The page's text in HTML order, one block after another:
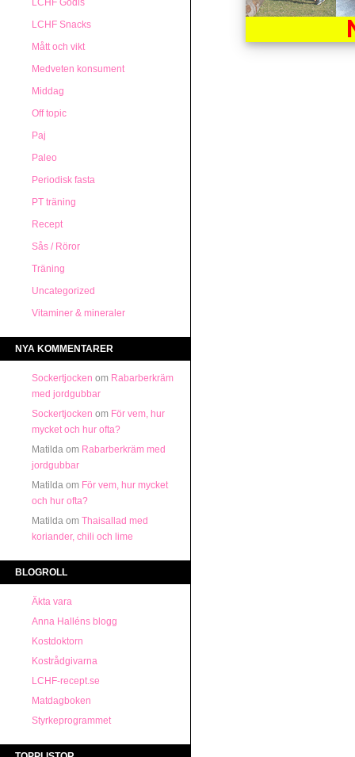
LCHF Godis
LCHF Snacks
Mått och vikt
Medveten konsument
Middag
Off topic
Paj
Paleo
Periodisk fasta
PT träning
Recept
Sås / Röror
Träning
Uncategorized
Vitaminer & mineraler
NYA KOMMENTARER
Sockertjocken om Rabarberkräm
med jordgubbar
Sockertjocken om För vem, hur
mycket och hur ofta?
Matilda om Rabarberkräm med
jordgubbar
Matilda om För vem, hur mycket
och hur ofta?
Matilda om Thaisallad med
koriander, chili och lime
BLOGROLL
Äkta vara
Anna Halléns blogg
Kostdoktorn
Kostrådgivarna
LCHF-recept.se
Matdagboken
Styrkeprogrammet